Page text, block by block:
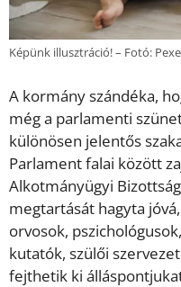
Képünk illusztráció! – Fotó:
A kormány szándéka,
még a parlamenti
különösen jelentős
Parlament falai között
Alkotmányügyi
megtartását hagyta
orvosok,
kutatók, szülői
fejthetik ki